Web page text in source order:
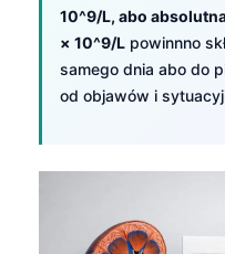
10^9/L, abo
× 10^9/L powinnno
samego dnia abo do
od objawów i
简体中文
Nederlands
हिन्दी
Bahasa Indonesia